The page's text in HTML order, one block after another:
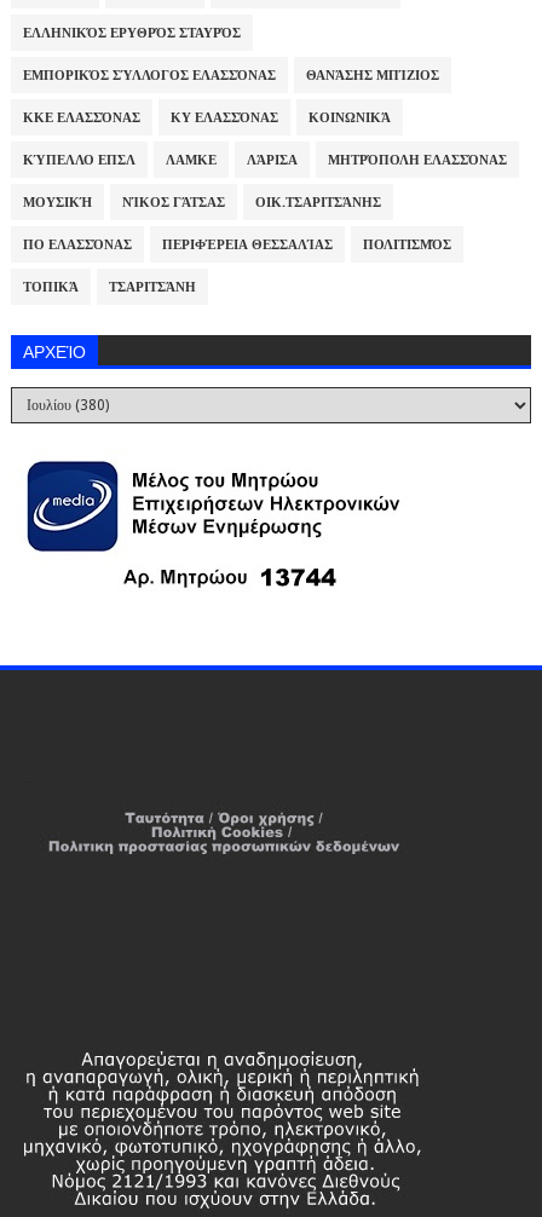
ΕΛΛΗΝΙΚΌΣ ΕΡΥΘΡΌΣ ΣΤΑΥΡΌΣ
ΕΜΠΟΡΙΚΌΣ ΣΎΛΛΟΓΟΣ ΕΛΑΣΣΌΝΑΣ ΘΑΝΆΣΗΣ ΜΠΊΖΙΟΣ
ΚΚΕ ΕΛΑΣΣΌΝΑΣ ΚΥ ΕΛΑΣΣΌΝΑΣ ΚΟΙΝΩΝΙΚΆ
ΚΎΠΕΛΛΟ ΕΠΣΛ ΛΑΜΚΕ ΛΆΡΙΣΑ ΜΗΤΡΌΠΟΛΗ ΕΛΑΣΣΌΝΑΣ
ΜΟΥΣΙΚΉ ΝΊΚΟΣ ΓΆΤΣΑΣ ΟΙΚ.ΤΣΑΡΙΤΣΆΝΗΣ
ΠΟ ΕΛΑΣΣΌΝΑΣ ΠΕΡΙΦΈΡΕΙΑ ΘΕΣΣΑΛΊΑΣ ΠΟΛΙΤΙΣΜΌΣ
ΤΟΠΙΚΆ ΤΣΑΡΙΤΣΆΝΗ
ΑΡΧΕΊΟ